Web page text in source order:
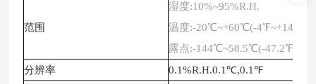
范围
湿度:10%~95%R.H.
温度:-20℃~+60℃(-4℉~+140℉)
露点:-144℃~58.5℃(-
分辨率
0.1%R.H.0.1℃,0.1℉